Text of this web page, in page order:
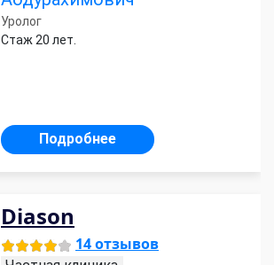
Уролог
Стаж 20 лет.
Подробнее
Diason
14 отзывов